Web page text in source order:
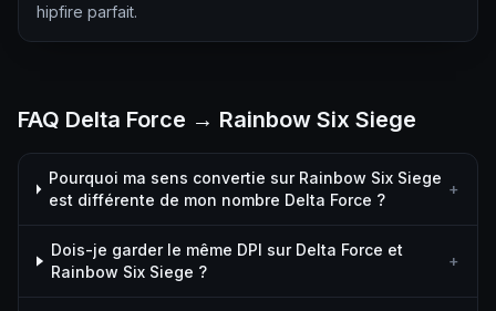
hipfire parfait.
FAQ Delta Force → Rainbow Six Siege
Pourquoi ma sens convertie sur Rainbow Six Siege
est différente de mon nombre Delta Force ?
+
Dois-je garder le même DPI sur Delta Force et
Rainbow Six Siege ?
+